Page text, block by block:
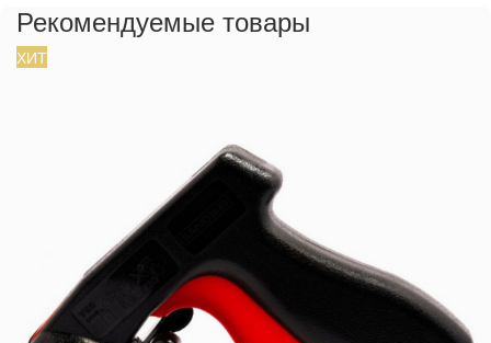
Рекомендуемые товары
ХИТ